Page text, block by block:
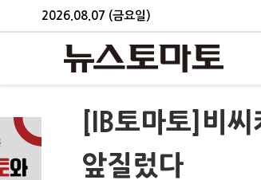
2026.08.07 (금요일)
[IB토마토]비
앞질렀다